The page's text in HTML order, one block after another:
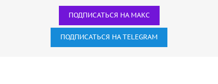
ПОДПИСАТЬСЯ НА МАКС
ПОДПИСАТЬСЯ НА TELEGRAM